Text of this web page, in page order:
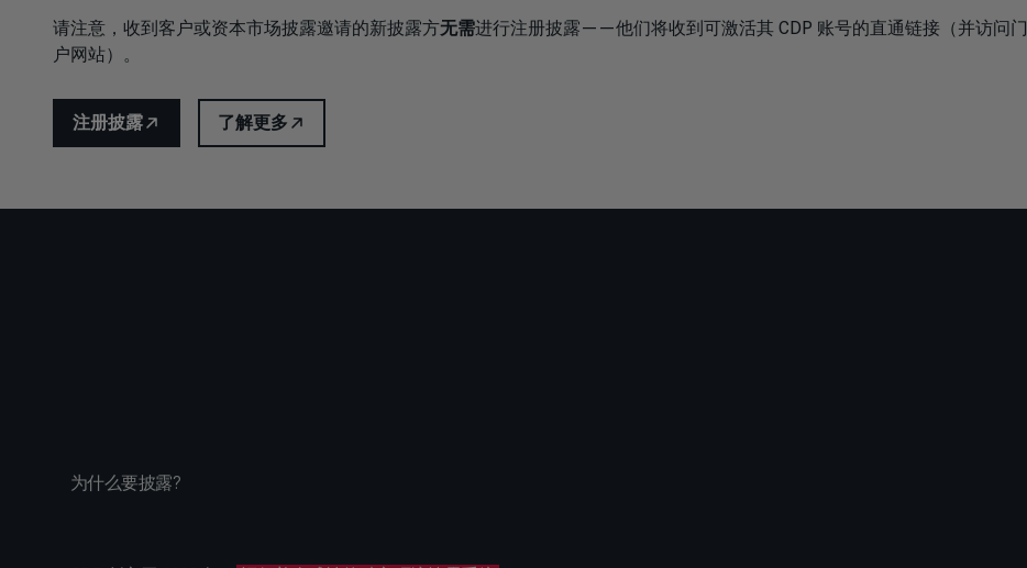
请注意，收到客户或资本市场披露邀请的新披露方无需进行注册披露——他们将收到可激活其 CDP 账号的直通链接（并访问门
户网站）。
注册披露 了解更多
为什么要披露?